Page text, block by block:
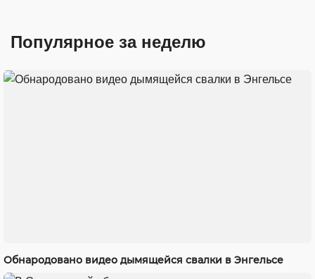
Популярное за неделю
Обнародовано видео дымящейся свалки в Энгельсе